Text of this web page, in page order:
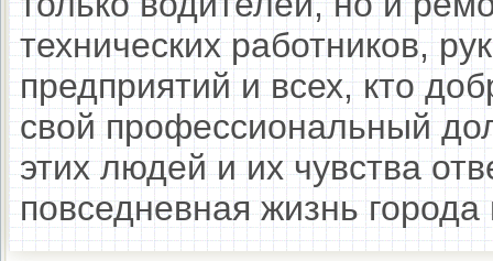
технических работников,
предприятий и всех, кто
свой профессиональный
этих людей и их чувства
повседневная жизнь